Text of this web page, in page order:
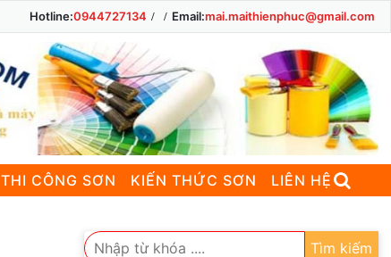
Hotline:0944727134 Email:mai.maithienphuc@gmail.com
THI CÔNG SƠN KIẾN THỨC SƠN LIÊN HỆ
Tìm kiếm